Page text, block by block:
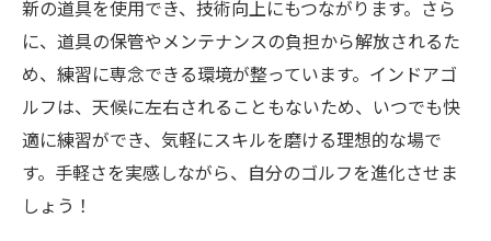
新の道具を使用でき、技術向上にもつながります。さら
に、道具の保管やメンテナンスの負担から解放されるた
め、練習に専念できる環境が整っています。インドアゴ
ルフは、天候に左右されることもないため、いつでも快
適に練習ができ、気軽にスキルを磨ける理想的な場で
す。手軽さを実感しながら、自分のゴルフを進化させま
しょう！